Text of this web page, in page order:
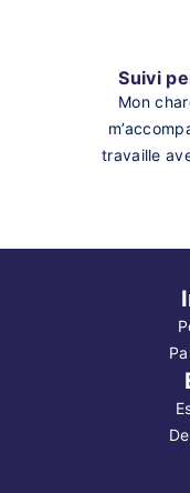
Suivi
Mon
travaille